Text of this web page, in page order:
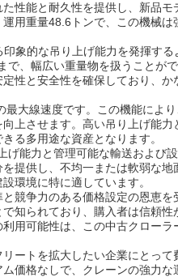
性能と耐久性を提供し、新品モ
用重量48.6トンで、この機械は
象的な吊り上げ能力を発揮する
、幅広い重量物を扱うことが
性と安全性を確保しており、か
大線速度です。この機能によ
上させます。高い吊り上げ能力
る多用途な資産となります。
能力と管理可能な輸送および
提供し、不均一または軟弱な地
環境に特に適しています。
競争力のある価格設定の恩恵を
知られており、購入者は信頼性
用可能性は、この中古クローラ
ートを拡大したい企業にとって
価格なしで、クレーンの強力な